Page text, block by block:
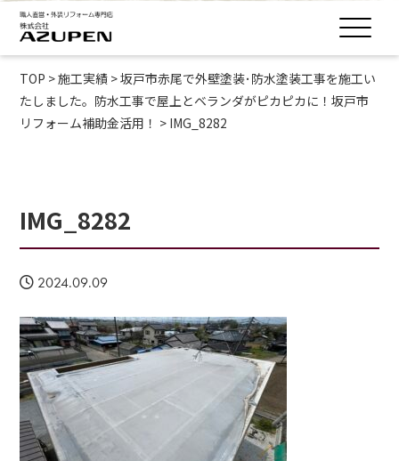
TOP >施工実績 >坂戸市赤尾で外壁塗装･防水塗装工事を施工い
たしました。防水工事で屋上とベランダがピカピカに！坂戸市
リフォーム補助金活用！ > IMG_8282
IMG_8282
2024.09.09